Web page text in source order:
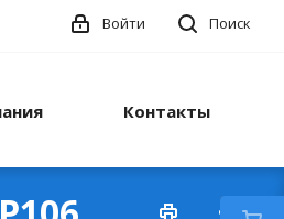
Поиск
Войти
Контакты